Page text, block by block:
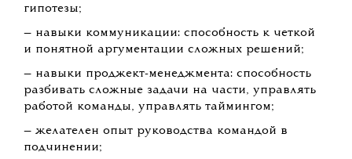
гипотезы;
— навыки коммуникации: способность к четкой
и понятной аргументации сложных решений;
— навыки проджект-менеджмента: способность
разбивать сложные задачи на части, управлять
работой команды, управлять таймингом;
— желателен опыт руководства командой в
подчинении;